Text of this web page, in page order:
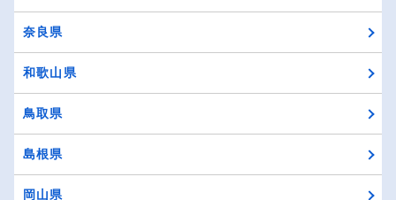
奈良県
和歌山県
鳥取県
島根県
岡山県